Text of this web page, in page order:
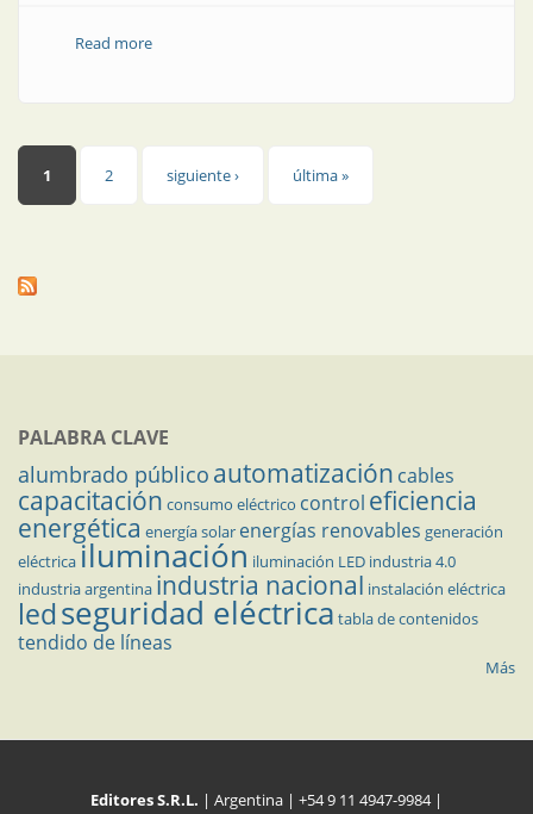
Read moreabout Factor de potencia | Cómo ahorrar energía y
Páginas
1 2 siguiente › última »
PALABRA CLAVE
alumbrado público automatización cables
capacitación consumo eléctrico control eficiencia
energética energía solar energías renovables generación
eléctricailuminación iluminación LED industria 4.0
industria argentina industria nacional instalación eléctrica
ledseguridad eléctrica tabla de contenidos
tendido de líneas
Más
Editores S.R.L. | Argentina | +54 9 11 4947-9984 |